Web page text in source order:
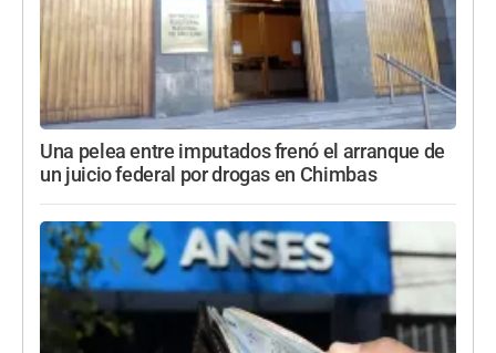
Una pelea entre imputados frenó el arranque de
un juicio federal por drogas en Chimbas